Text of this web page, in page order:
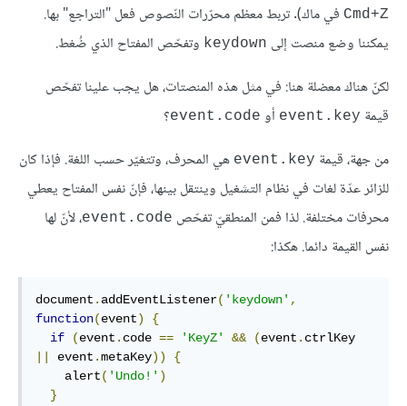
Cmd+Z في ماك). تربط معظم محرّرات النّصوص فعل "التراجع" بها.
يمكننا وضع منصت إلى keydown وتفحّص المفتاح الذي ضُغط.
لكنّ هناك معضلة هنا: في مثل هذه المنصتات، هل يجب علينا تفحّص
قيمة event.key أو event.code؟
من جهة، قيمة event.key هي المحرف، وتتغيّر حسب اللغة. فإذا كان
للزائر عدّة لغات في نظام التشغيل وينتقل بينها، فإنّ نفس المفتاح يعطي
محرفات مختلفة. لذا فمن المنطقيّ تفحّص event.code، لأنّ لها
نفس القيمة دائما. هكذا:
document . addEventListener( 'keydown' ,
function(event)
{
if
(event . code == 'KeyZ' && (event .
event .metaKey))
{
    alert
( 'Undo!' )
}